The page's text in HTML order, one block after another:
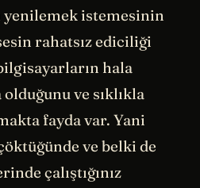
yenilemek istemesinin
rahatsız ediciliği
hala
ve sıklıkla
fayda var. Yani
ve belki de
çalıştığınız